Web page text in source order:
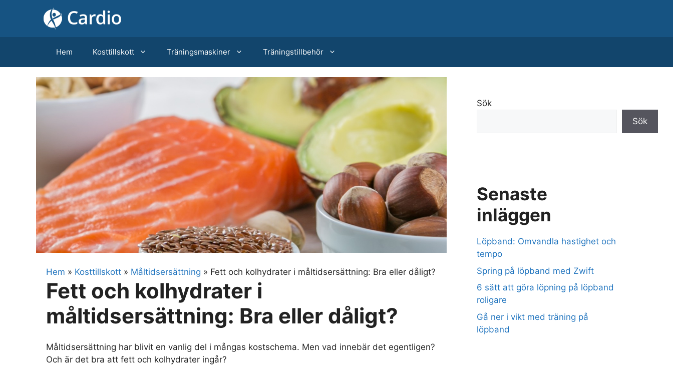
Hem Kosttillskott Träningsmaskiner Träningstillbehör
Hem » Kosttillskott » Måltidsersättning » Fett och kolhydrater i måltidsersättning: Bra eller dåligt?
Fett och kolhydrater i
måltidsersättning: Bra eller dåligt?
Måltidsersättning har blivit en vanlig del i mångas kostschema. Men vad innebär det egentligen?
Och är det bra att fett och kolhydrater ingår?
Sök
Sök
Senaste
inläggen
Löpband: Omvandla hastighet och
tempo
Spring på löpband med Zwift
6 sätt att göra löpning på löpband
roligare
Gå ner i vikt med träning på
löpband